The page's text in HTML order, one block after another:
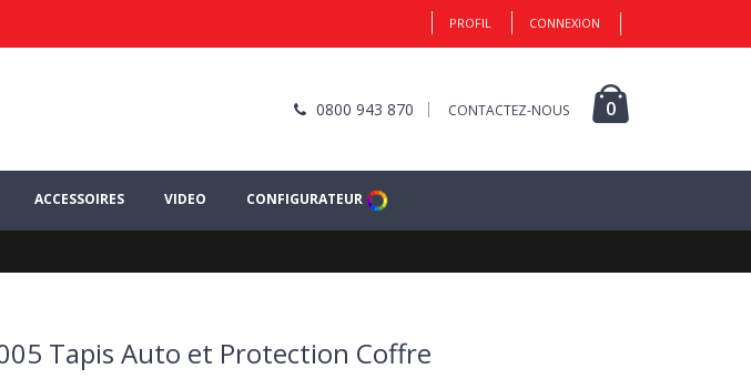
PROFIL CONNEXION
0800 943 870 CONTACTEZ-NOUS 0
ACCESSOIRES VIDEO CONFIGURATEUR
Tapis Auto et Protection Coffre